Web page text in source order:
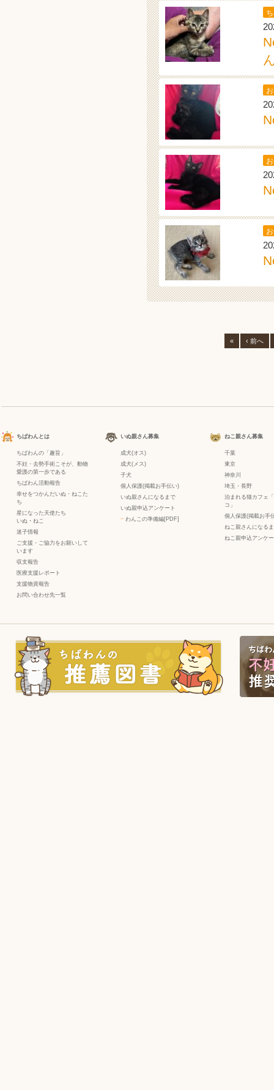
« ‹ 前へ
ちばわんとは
ちばわんの「趣旨」
不妊・去勢手術こそが、動物
愛護の第一歩である
ちばわん活動報告
幸せをつかんだいぬ・ねこた
ち
星になった天使たち
いぬ ・ ねこ
迷子情報
ご支援・ご協力をお願いして
います
収支報告
医療支援レポート
支援物資報告
お問い合わせ先一覧
いぬ親さん募集
成犬(オス)
成犬(メス)
子犬
個人保護(掲載お手伝い)
いぬ親さんになるまで
いぬ親申込アンケート
− わんこの準備編[PDF]
ねこ親さん募集
千葉
東京
神奈川
埼玉・長野
泊まれる猫カフェ
コ」
個人保護(掲載お手
ねこ親さんになる
ねこ親申込アンケ